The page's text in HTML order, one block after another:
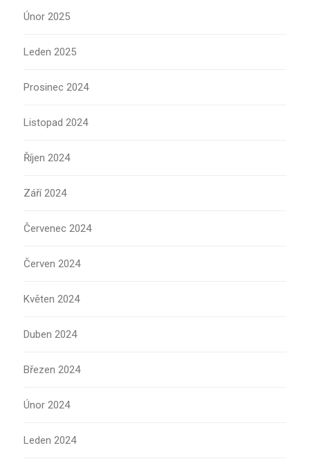
Únor 2025
Leden 2025
Prosinec 2024
Listopad 2024
Říjen 2024
Září 2024
Červenec 2024
Červen 2024
Květen 2024
Duben 2024
Březen 2024
Únor 2024
Leden 2024